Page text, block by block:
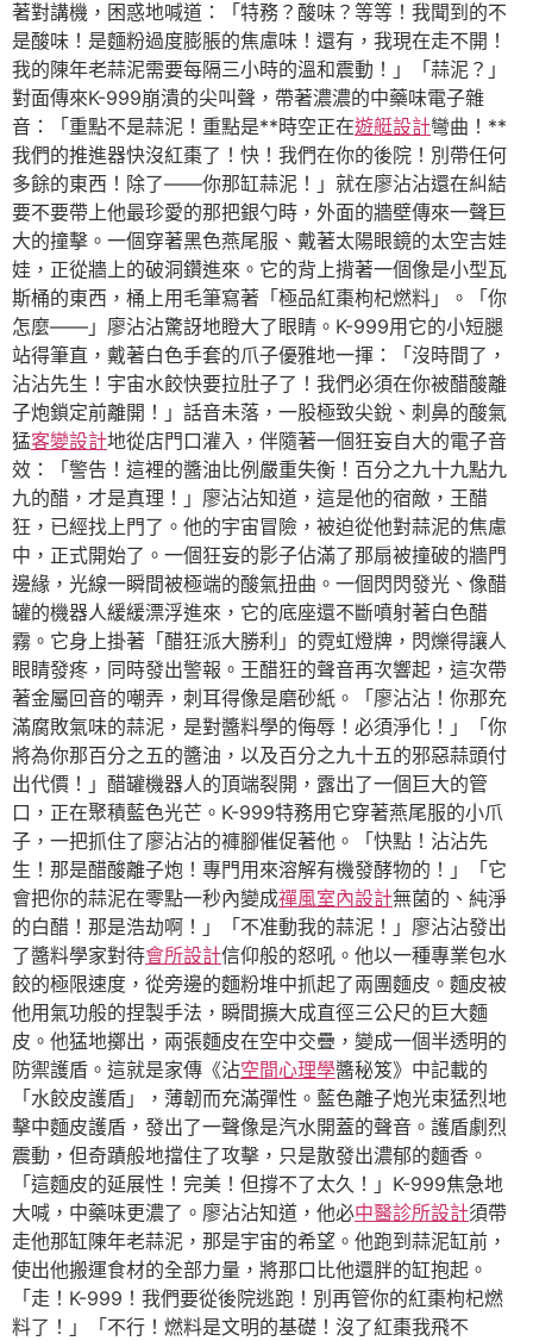
著對講機，困惑地喊道：「特務？酸味？等等！我聞到的不
是酸味！是麵粉過度膨脹的焦慮味！還有，我現在走不開！
我的陳年老蒜泥需要每隔三小時的溫和震動！」「蒜泥？」
對面傳來K-999崩潰的尖叫聲，帶著濃濃的中藥味電子雜
音：「重點不是蒜泥！重點是**時空正在遊艇設計彎曲！**
我們的推進器快沒紅棗了！快！我們在你的後院！別帶任何
多餘的東西！除了——你那缸蒜泥！」就在廖沾沾還在糾結
要不要帶上他最珍愛的那把銀勺時，外面的牆壁傳來一聲巨
大的撞擊。一個穿著黑色燕尾服、戴著太陽眼鏡的太空吉娃
娃，正從牆上的破洞鑽進來。它的背上揹著一個像是小型瓦
斯桶的東西，桶上用毛筆寫著「極品紅棗枸杞燃料」。「你
怎麼——」廖沾沾驚訝地瞪大了眼睛。K-999用它的小短腿
站得筆直，戴著白色手套的爪子優雅地一揮：「沒時間了，
沾沾先生！宇宙水餃快要拉肚子了！我們必須在你被醋酸離
子炮鎖定前離開！」話音未落，一股極致尖銳、刺鼻的酸氣
猛客變設計地從店門口灌入，伴隨著一個狂妄自大的電子音
效：「警告！這裡的醬油比例嚴重失衡！百分之九十九點九
九的醋，才是真理！」廖沾沾知道，這是他的宿敵，王醋
狂，已經找上門了。他的宇宙冒險，被迫從他對蒜泥的焦慮
中，正式開始了。一個狂妄的影子佔滿了那扇被撞破的牆門
邊緣，光線一瞬間被極端的酸氣扭曲。一個閃閃發光、像醋
罐的機器人緩緩漂浮進來，它的底座還不斷噴射著白色醋
霧。它身上掛著「醋狂派大勝利」的霓虹燈牌，閃爍得讓人
眼睛發疼，同時發出警報。王醋狂的聲音再次響起，這次帶
著金屬回音的嘲弄，刺耳得像是磨砂紙。「廖沾沾！你那充
滿腐敗氣味的蒜泥，是對醬料學的侮辱！必須淨化！」「你
將為你那百分之五的醬油，以及百分之九十五的邪惡蒜頭付
出代價！」醋罐機器人的頂端裂開，露出了一個巨大的管
口，正在聚積藍色光芒。K-999特務用它穿著燕尾服的小爪
子，一把抓住了廖沾沾的褲腳催促著他。「快點！沾沾先
生！那是醋酸離子炮！專門用來溶解有機發酵物的！」「它
會把你的蒜泥在零點一秒內變成禪風室內設計無菌的、純淨
的白醋！那是浩劫啊！」「不准動我的蒜泥！」廖沾沾發出
了醬料學家對待會所設計信仰般的怒吼。他以一種專業包水
餃的極限速度，從旁邊的麵粉堆中抓起了兩團麵皮。麵皮被
他用氣功般的捏製手法，瞬間擴大成直徑三公尺的巨大麵
皮。他猛地擲出，兩張麵皮在空中交疊，變成一個半透明的
防禦護盾。這就是家傳《沾空間心理學醬秘笈》中記載的
「水餃皮護盾」，薄韌而充滿彈性。藍色離子炮光束猛烈地
擊中麵皮護盾，發出了一聲像是汽水開蓋的聲音。護盾劇烈
震動，但奇蹟般地擋住了攻擊，只是散發出濃郁的麵香。
「這麵皮的延展性！完美！但撐不了太久！」K-999焦急地
大喊，中藥味更濃了。廖沾沾知道，他必中醫診所設計須帶
走他那缸陳年老蒜泥，那是宇宙的希望。他跑到蒜泥缸前，
使出他搬運食材的全部力量，將那口比他還胖的缸抱起。
「走！K-999！我們要從後院逃跑！別再管你的紅棗枸杞燃
料了！」「不行！燃料是文明的基礎！沒了紅棗我飛不